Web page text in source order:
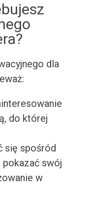
dla
do której
się spośród
pokazać swój
w